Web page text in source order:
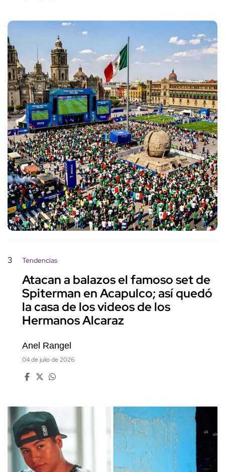
3 Tendencias
Atacan a balazos el famoso set de
Spiterman en Acapulco; así quedó
la casa de los videos de los
Hermanos Alcaraz
Anel Rangel
04 de julio de 2026